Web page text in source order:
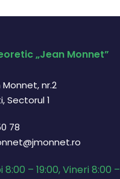
„Jean Monnet”
nr.2
Sectorul 1
78
8:00 – 19:00, Vineri 8:00 –